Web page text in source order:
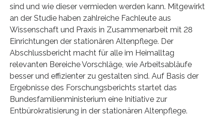
sind und wie dieser vermieden werden kann. Mitgewirkt
an der Studie haben zahlreiche Fachleute aus
Wissenschaft und Praxis in Zusammenarbeit mit 28
Einrichtungen der stationären Altenpflege. Der
Abschlussbericht macht für alle im Heimalltag
relevanten Bereiche Vorschläge, wie Arbeitsabläufe
besser und effizienter zu gestalten sind. Auf Basis der
Ergebnisse des Forschungsberichts startet das
Bundesfamilienministerium eine Initiative zur
Entbürokratisierung in der stationären Altenpflege.